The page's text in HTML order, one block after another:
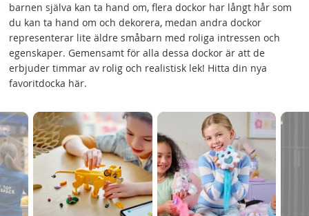
barnen själva kan ta hand om, flera dockor har långt hår som
du kan ta hand om och dekorera, medan andra dockor
representerar lite äldre småbarn med roliga intressen och
egenskaper. Gemensamt för alla dessa dockor är att de
erbjuder timmar av rolig och realistisk lek! Hitta din nya
favoritdocka här.